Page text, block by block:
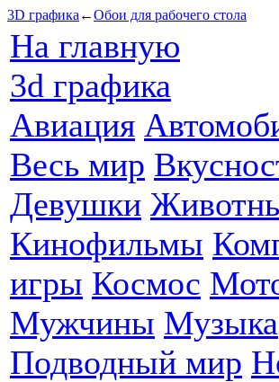
3D графика ←Обои для рабочего стола
На главную
3d графика
Авиация
Весь мир
Девушки
Кинофильмы
игры Космос
Мужчины Музыка
Подводный мир